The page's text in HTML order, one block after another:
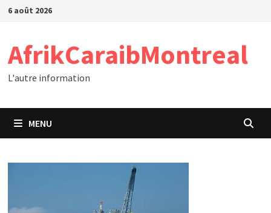
Passer
6 août 2026
AfrikCaraibMontreal
L'autre information
MENU